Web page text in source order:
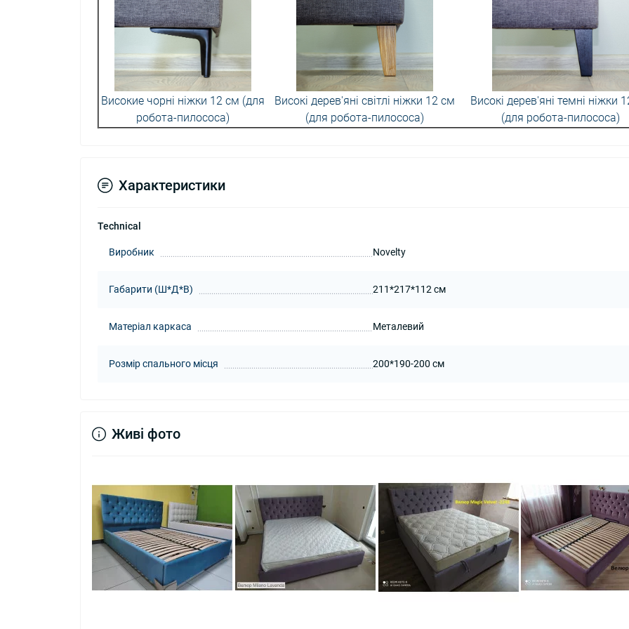
Високие чорні ніжки 12 см (для
робота-пилососа)
Високі дерев'яні світлі ніжки 12 см
(для робота-пилососа)
Високі дерев'яні темні ніжки
(для робота-пилососа)
Характеристики
Technical
Виробник Novelty
Габарити (Ш*Д*В) 211*217*112 см
Матеріал каркаса Металевий
Розмір спального місця 200*190-200 см
Живі фото